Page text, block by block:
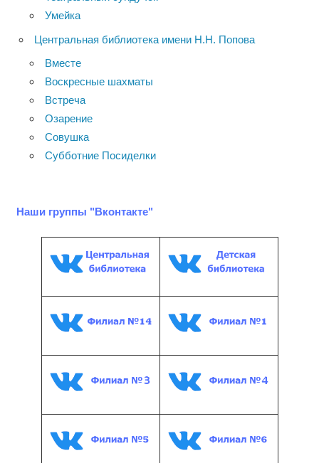
Умейка
Центральная библиотека имени Н.Н. Попова
Вместе
Воскресные шахматы
Встреча
Озарение
Совушка
Субботние Посиделки
Наши группы "Вконтакте"